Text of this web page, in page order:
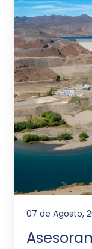
07 de Agosto,